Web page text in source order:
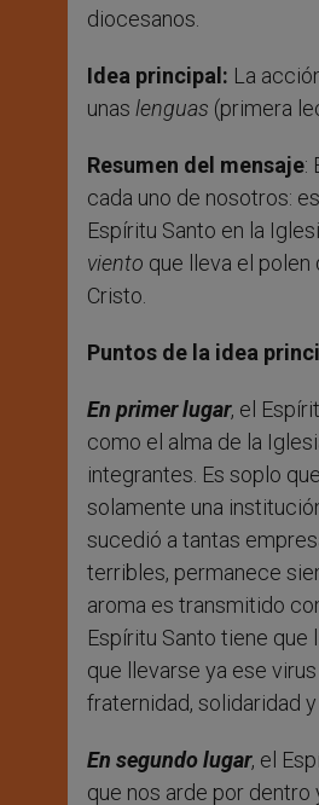
diocesanos.
Idea principal: La
unas lenguas (primera
Resumen del mensaje:
cada uno de nosotros:
Espíritu Santo en la
viento que lleva el polen
Cristo.
Puntos de la idea
En primer lugar, el
como el alma de la
integrantes. Es soplo
solamente una
sucedió a tantas
terribles, permanece
aroma es transmitido
Espíritu Santo tiene que
que llevarse ya ese
fraternidad, solidaridad
En segundo lugar, el
que nos arde por